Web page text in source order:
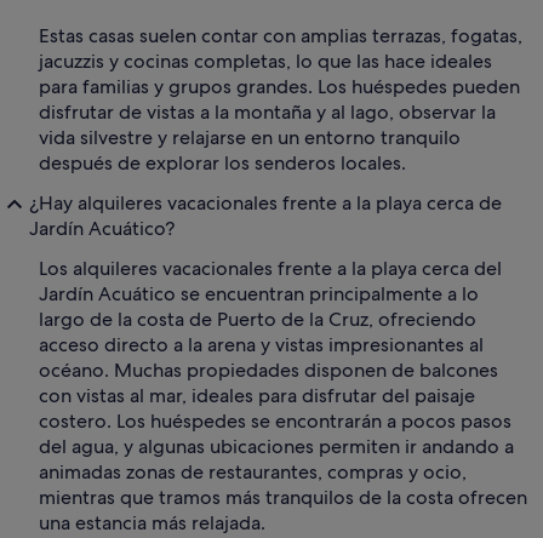
Estas casas suelen contar con amplias terrazas, fogatas,
jacuzzis y cocinas completas, lo que las hace ideales
para familias y grupos grandes. Los huéspedes pueden
disfrutar de vistas a la montaña y al lago, observar la
vida silvestre y relajarse en un entorno tranquilo
después de explorar los senderos locales.
¿Hay alquileres vacacionales frente a la playa cerca de
Jardín Acuático?
Los alquileres vacacionales frente a la playa cerca del
Jardín Acuático se encuentran principalmente a lo
largo de la costa de Puerto de la Cruz, ofreciendo
acceso directo a la arena y vistas impresionantes al
océano. Muchas propiedades disponen de balcones
con vistas al mar, ideales para disfrutar del paisaje
costero. Los huéspedes se encontrarán a pocos pasos
del agua, y algunas ubicaciones permiten ir andando a
animadas zonas de restaurantes, compras y ocio,
mientras que tramos más tranquilos de la costa ofrecen
una estancia más relajada.